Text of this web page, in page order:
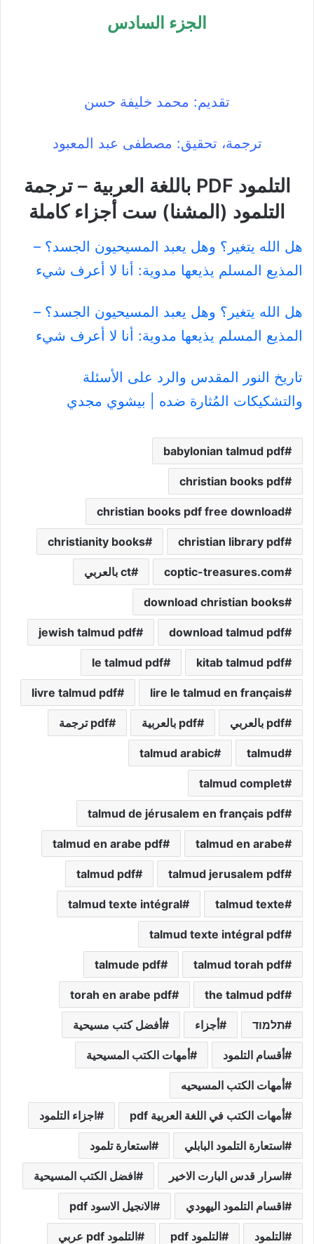
الجزء السادس
تقديم: محمد خليفة حسن
ترجمة، تحقيق: مصطفى عبد المعبود
التلمود PDF باللغة العربية – ترجمة
التلمود (المشنا) ست أجزاء كاملة
هل الله يتغير؟ وهل يعبد المسيحيون الجسد؟ –
المذيع المسلم يذيعها مدوية: أنا لا أعرف شيء
هل الله يتغير؟ وهل يعبد المسيحيون الجسد؟ –
المذيع المسلم يذيعها مدوية: أنا لا أعرف شيء
تاريخ النور المقدس والرد على الأسئلة
والتشكيكات المُثارة ضده | بيشوي مجدي
babylonian talmud pdf
christian books pdf
christian books pdf free download
christian library pdf
christianity books
coptic-treasures.com ct بالعربي
download christian books
download talmud pdf
jewish talmud pdf
kitab talmud pdf
le talmud pdf
lire le talmud en français
livre talmud pdf
pdf بالعربي pdf بالعربية pdf ترجمة
talmud
talmud arabic
talmud complet
talmud de jérusalem en français pdf
talmud en arabe
talmud en arabe pdf
talmud jerusalem pdf
talmud pdf
talmud texte
talmud texte intégral
talmud texte intégral pdf
talmud torah pdf
talmude pdf
the talmud pdf
torah en arabe pdf
תלמוד أجزاء أفضل كتب مسيحية
أقسام التلمود أمهات الكتب المسيحية
أمهات الكتب المسيحيه
أمهات الكتب في اللغة العربية pdf اجزاء التلمود
استعارة التلمود البابلي استعارة تلمود
اسرار قدس البارت الاخير افضل الكتب المسيحية
اقسام التلمود اليهودي الانجيل الاسود pdf
التلمود التلمود pdf التلمود pdf عربي